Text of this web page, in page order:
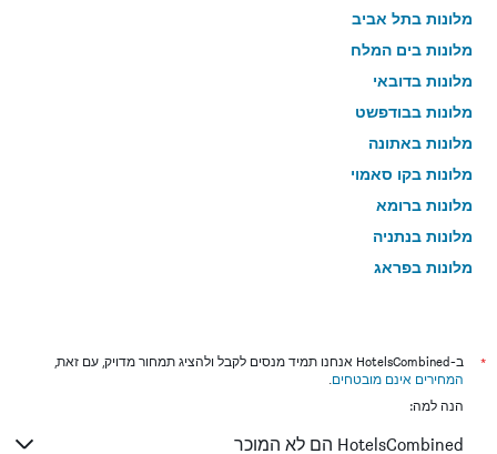
מלונות בתל אביב
מלונות בים המלח
מלונות בדובאי
מלונות בבודפשט
מלונות באתונה
מלונות בקו סאמוי
מלונות ברומא
מלונות בנתניה
מלונות בפראג
מלונות בניו יורק
מלונות בבנגקוק
*
ב-HotelsCombined אנחנו תמיד מנסים לקבל ולהציג תמחור מדויק, עם זאת,
המחירים אינם מובטחים.
הנה למה:
HotelsCombined הם לא המוכר